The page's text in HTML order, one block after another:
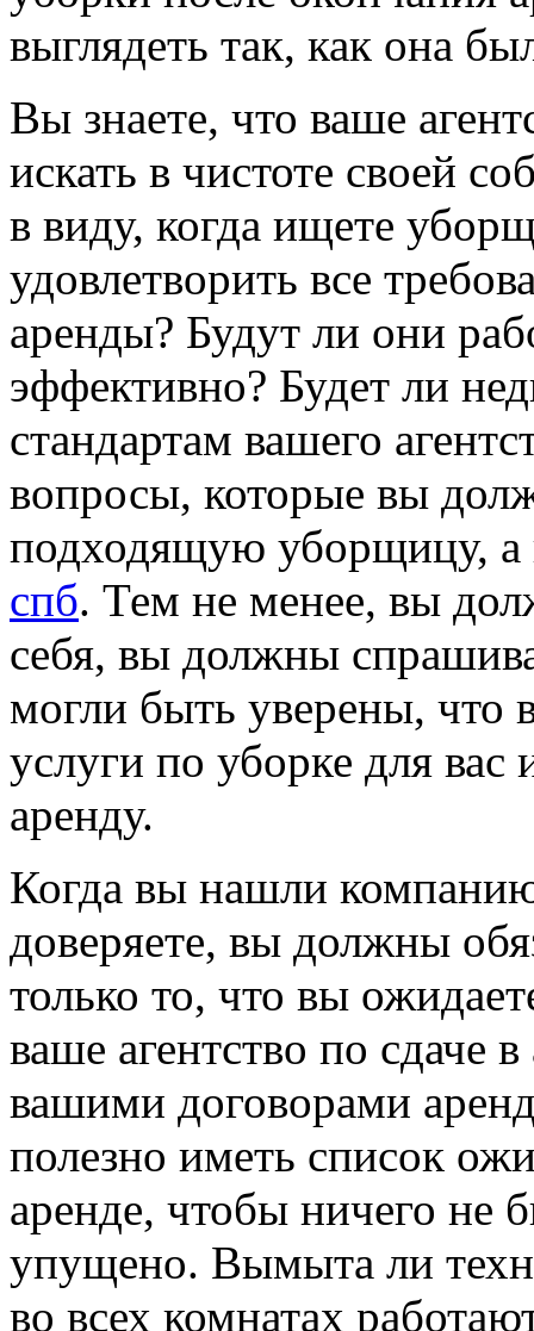
выглядеть так, как она
Вы знаете, что ваше
искать в чистоте своей
в виду, когда ищете
удовлетворить все
аренды? Будут ли они
эффективно? Будет ли
стандартам вашего
вопросы, которые вы
подходящую уборщицу,
спб. Тем не менее, вы
себя, вы должны
могли быть уверены, что
услуги по уборке для вас
аренду.
Когда вы нашли
доверяете, вы должны
только то, что вы
ваше агентство по сдаче
вашими договорами
полезно иметь список
аренде, чтобы ничего не
упущено. Вымыта ли
во всех комнатах